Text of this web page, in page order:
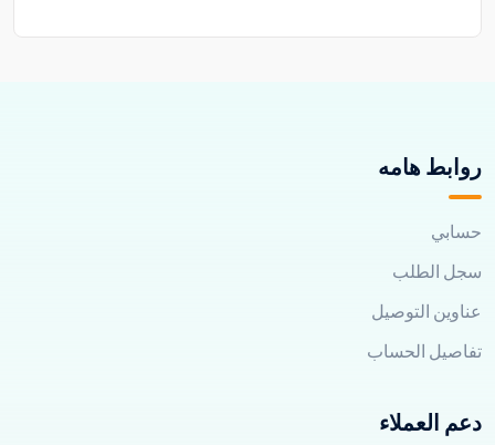
روابط هامه
حسابي
سجل الطلب
عناوين التوصيل
تفاصيل الحساب
دعم العملاء